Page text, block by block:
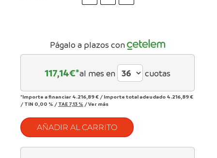
Págalo a plazos con
117,14€*al mes en cuotas
*Importe a financiar 4.216,89 € / Importe total adeudado 4.216,89 €
/ TIN 0,00 % / TAE 7,13 % /Ver más
AÑADIR AL CARRITO